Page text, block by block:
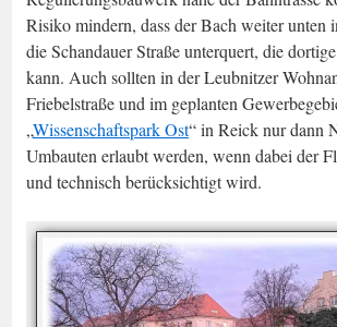
Risiko mindern, dass der Bach weiter unten
die Schandauer Straße unterquert, die
kann. Auch sollten in der Leubnitzer
Friebelstraße und im geplanten
„Wissenschaftspark Ost“ in Reick nur dann
Umbauten erlaubt werden, wenn dabei der
und technisch berücksichtigt wird.